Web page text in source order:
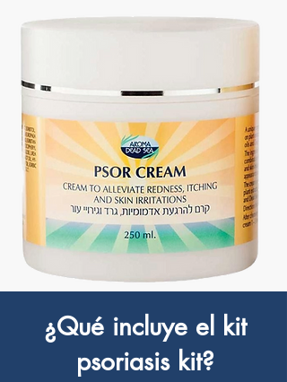
¿Qué incluye el kit
psoriasis kit?